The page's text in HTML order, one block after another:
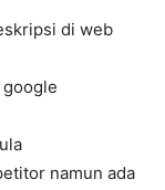
di web
google
namun ada